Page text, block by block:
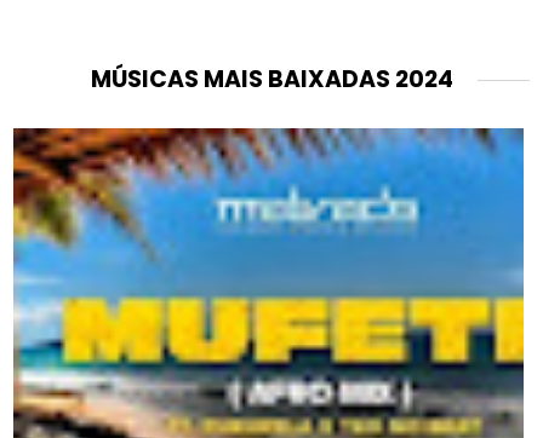
MÚSICAS MAIS BAIXADAS 2024